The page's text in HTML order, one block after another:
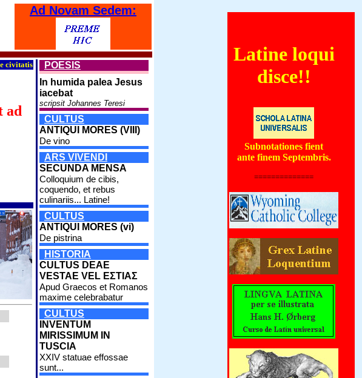
Ad Novam Sedem:
Burkina Faso fines orientales coenautocinetum quoddam forte globum ignivomum
ad
POESIS
In humida palea Jesus
iacebat
scripsit Johannes Teresi
CULTUS
ANTIQUI MORES (VIII)
De vino
ARS VIVENDI
SECUNDA MENSA
Colloquium de cibis,
coquendo, et rebus
culinariis... Latine!
CULTUS
ANTIQUI MORES (vi)
De pistrina
HISTORIA
CULTUS DEAE
VESTAE VEL ΕΣΤΙΑΣ
Apud Graecos et Romanos
maxime celebrabatur
CULTUS
INVENTUM
MIRISSIMUM IN
TUSCIA
XXIV statuae effossae
sunt...
Latine loqui
disce!!
Subnotationes fient
ante finem Septembris.
==============